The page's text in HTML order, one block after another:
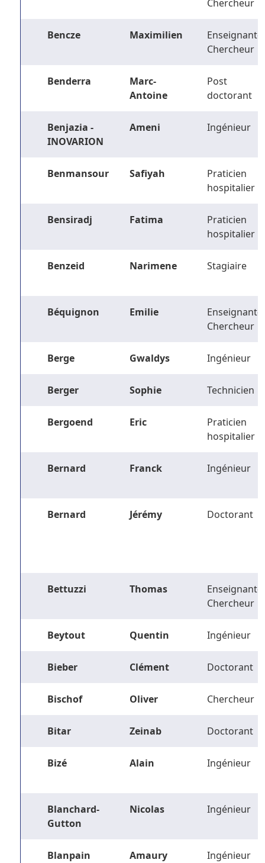
Chercheur
Bencze Maximilien
Enseignant-
Chercheur
Benderra
Marc-
Antoine
Post
doctorant
Benjazia -
INOVARION
Ameni Ingénieur
Benmansour Safiyah
Praticien
hospitalier
Bensiradj Fatima
Praticien
hospitalier
Benzeid Narimene Stagiaire
Béquignon Emilie
Enseignant-
Chercheur
Berge Gwaldys Ingénieur
Berger Sophie Technicien
Bergoend Eric
Praticien
hospitalier
Bernard Franck Ingénieur
Bernard Jérémy Doctorant
Bettuzzi Thomas
Enseignant-
Chercheur
Beytout Quentin Ingénieur
Bieber Clément Doctorant
Bischof Oliver Chercheur
Bitar Zeinab Doctorant
Bizé Alain Ingénieur
Blanchard-
Gutton
Nicolas Ingénieur
Blanpain Amaury Ingénieur